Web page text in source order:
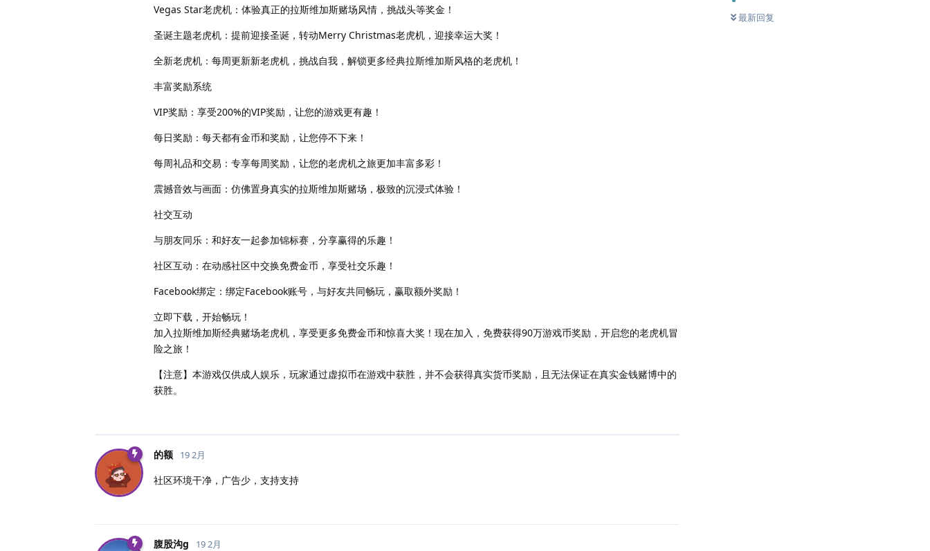
最新回复
Vegas Star老虎机：体验真正的拉斯维加斯赌场风情，挑战头等奖金！
圣诞主题老虎机：提前迎接圣诞，转动Merry Christmas老虎机，迎接幸运大奖！
全新老虎机：每周更新新老虎机，挑战自我，解锁更多经典拉斯维加斯风格的老虎机！
丰富奖励系统
VIP奖励：享受200%的VIP奖励，让您的游戏更有趣！
每日奖励：每天都有金币和奖励，让您停不下来！
每周礼品和交易：专享每周奖励，让您的老虎机之旅更加丰富多彩！
震撼音效与画面：仿佛置身真实的拉斯维加斯赌场，极致的沉浸式体验！
社交互动
与朋友同乐：和好友一起参加锦标赛，分享赢得的乐趣！
社区互动：在动感社区中交换免费金币，享受社交乐趣！
Facebook绑定：绑定Facebook账号，与好友共同畅玩，赢取额外奖励！
立即下载，开始畅玩！
加入拉斯维加斯经典赌场老虎机，享受更多免费金币和惊喜大奖！现在加入，免费获得90万游戏币奖励，开启您的老虎机冒
险之旅！
【注意】本游戏仅供成人娱乐，玩家通过虚拟币在游戏中获胜，并不会获得真实货币奖励，且无法保证在真实金钱赌博中的
获胜。
的额 19 2月
社区环境干净，广告少，支持支持
腹股沟g 19 2月